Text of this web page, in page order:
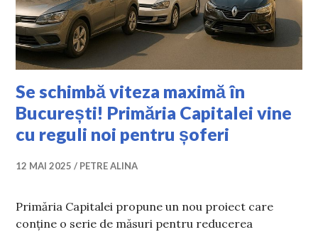
Se schimbă viteza maximă în
București! Primăria Capitalei vine
cu reguli noi pentru șoferi
12 MAI 2025 PETRE ALINA
Primăria Capitalei propune un nou proiect care
conține o serie de măsuri pentru reducerea